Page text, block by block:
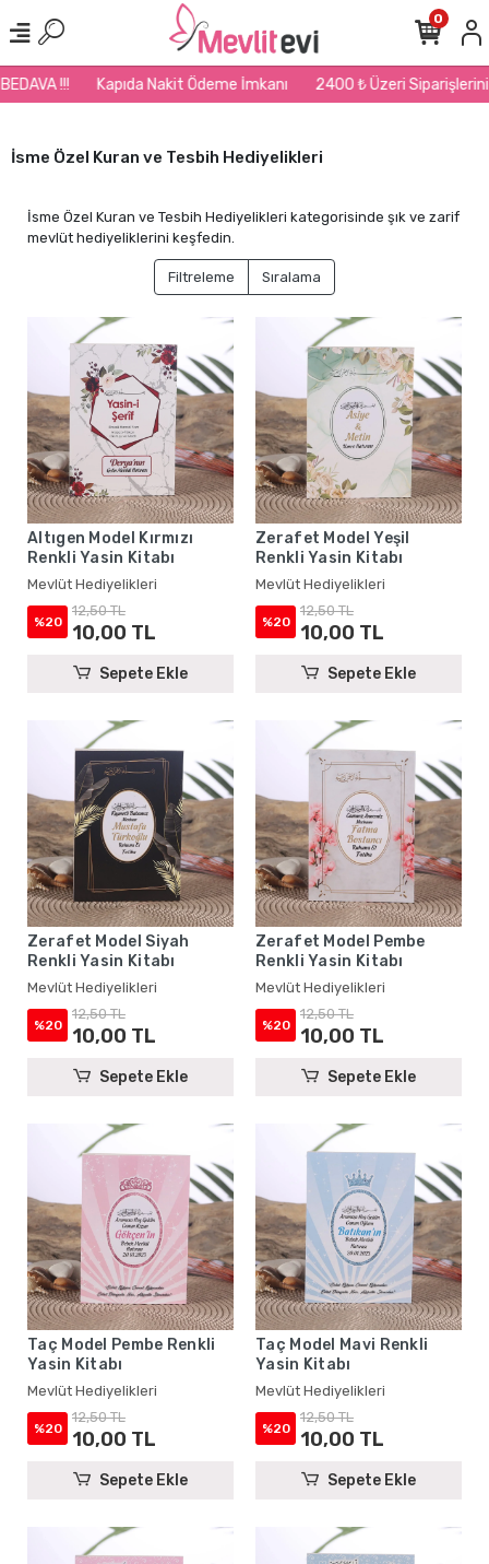
Kapıda Nakit Ödeme İmkanı 2400 ₺ Üzeri Siparişlerinizde Kargo
0
İsme Özel Kuran ve Tesbih Hediyelikleri
İsme Özel Kuran ve Tesbih Hediyelikleri kategorisinde şık ve zarif
mevlüt hediyeliklerini keşfedin.
Filtreleme Sıralama
Altıgen Model Kırmızı
Renkli Yasin Kitabı
Mevlüt Hediyelikleri
%20
12,50 TL
10,00 TL
Sepete Ekle
Zerafet Model Yeşil
Renkli Yasin Kitabı
Mevlüt Hediyelikleri
%20
12,50 TL
10,00 TL
Sepete Ekle
Zerafet Model Siyah
Renkli Yasin Kitabı
Mevlüt Hediyelikleri
%20
12,50 TL
10,00 TL
Sepete Ekle
Zerafet Model Pembe
Renkli Yasin Kitabı
Mevlüt Hediyelikleri
%20
12,50 TL
10,00 TL
Sepete Ekle
Taç Model Pembe Renkli
Yasin Kitabı
Mevlüt Hediyelikleri
%20
12,50 TL
10,00 TL
Sepete Ekle
Taç Model Mavi Renkli
Yasin Kitabı
Mevlüt Hediyelikleri
%20
12,50 TL
10,00 TL
Sepete Ekle